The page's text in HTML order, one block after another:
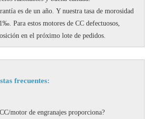
es de un año. Y nuestra tasa de morosidad
1‰. Para estos motores de CC defectuosos,
en el próximo lote de pedidos.
frecuentes:
motor de engranajes proporciona?